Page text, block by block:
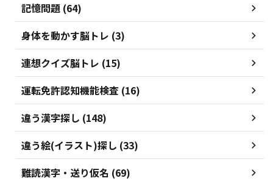
記憶問題 (64)
身体を動かす脳トレ (3)
連想クイズ脳トレ (15)
運転免許認知機能検査 (16)
違う漢字探し (148)
違う絵(イラスト)探し (33)
難読漢字・送り仮名 (69)